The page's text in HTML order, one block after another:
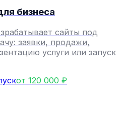
бизнеса
сайты под
заявки, продажи,
услуги или запуск
от 120 000 ₽